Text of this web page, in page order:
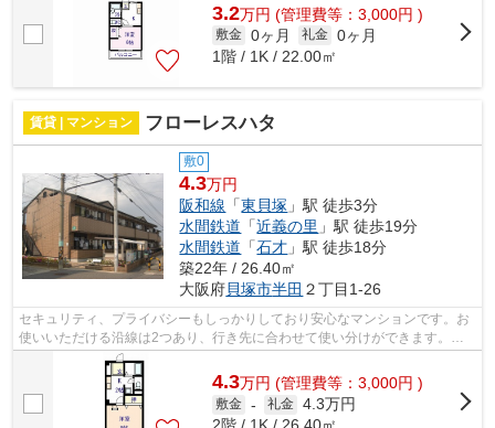
3.2万円 (管理費等：3,000円 )
敷金 0ヶ月 礼金 0ヶ月
1階 / 1K / 22.00㎡
賃貸 | マンション フローレスハタ
敷0
4.3万円
阪和線 「東貝塚 」駅 徒歩3分
水間鉄道 「近義の里 」駅 徒歩19分
水間鉄道 「石才 」駅 徒歩18分
築22年 / 26.40㎡
大阪府貝塚市半田 ２丁目1-26
セキュリティ、プライバシーもしっかりしており安心なマンションです。お
使いいただける沿線は2つあり、行き先に合わせて使い分けができます。真
夏の夜に窓を開けても蚊が侵入せず快眠...
4.3万円 (管理費等：3,000円 )
敷金 - 礼金 4.3万円